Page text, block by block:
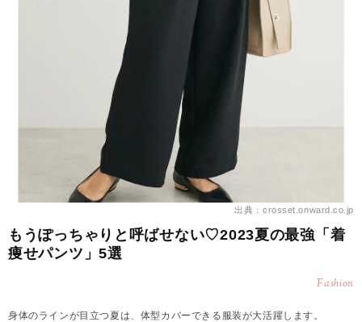
出典：crosset.onward.co.jp
もうぽっちゃりと呼ばせない♡2023夏の最強「着
痩せパンツ」5選
Fashion
身体のラインが目立つ夏は、体型カバーできる服装が大活躍します。